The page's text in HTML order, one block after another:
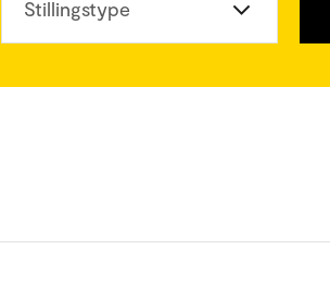
Stillingstype